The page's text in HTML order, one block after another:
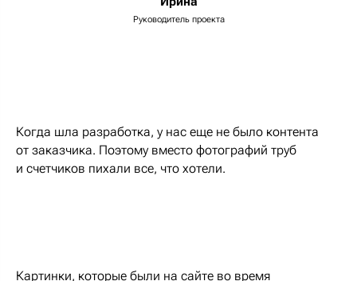
Руководитель проекта
Когда шла разработка, у нас еще не было контента
от заказчика. Поэтому вместо фотографий труб
и счетчиков пихали все, что хотели.
Картинки, которые были на сайте во время